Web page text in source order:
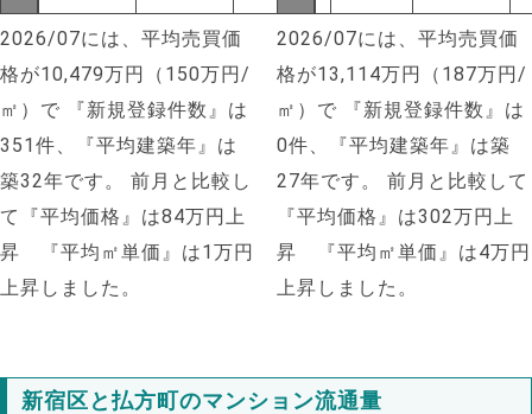
2026/07には、平均売買価
格が10,479万円（150万円/
㎡）で 『新規登録件数』は
351件、『平均建築年』は
築32年です。
前月と比較し
て『平均価格』は84万円上
昇 『平均㎡単価』は1万円
上昇しました。
2026/07には、平均売買価
格が13,114万円（187万円/
㎡）で 『新規登録件数』は
0件、『平均建築年』は築
27年です。
前月と比較して
『平均価格』は302万円上
昇 『平均㎡単価』は4万円
上昇しました。
新宿区と払方町のマンション流通量